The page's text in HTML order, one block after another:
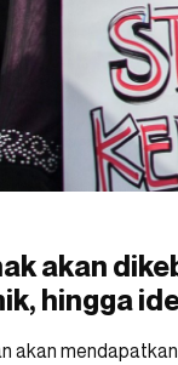
akan
hingga
akan